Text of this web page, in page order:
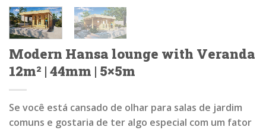
Modern Hansa lounge with Veranda
12m² | 44mm | 5×5m
Se você está cansado de olhar para salas de jardim
comuns e gostaria de ter algo especial com um fator